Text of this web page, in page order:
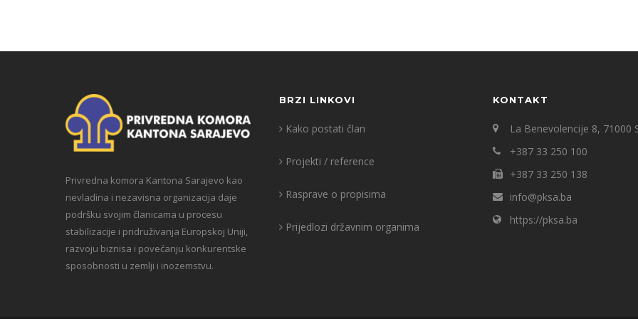
Privredna komora Kantona Sarajevo kao
nevladina i nezavisna organizacija daje
podršku svojim članicama u procesu
stabilizacije i pridruživanja Europskoj Uniji,
razvoju biznisa i povećanju konkurentske
sposobnosti u zemlji i inozemstvu.
BRZI LINKOVI
Kako postati član
Projekti / reference
Rasprave o propisima
Prijedlozi državnim organima
KONTAKT
La Benevolencije 8, 71000
+387 33 250 100
+387 33 250 138
info@pksa.ba
https://pksa.ba